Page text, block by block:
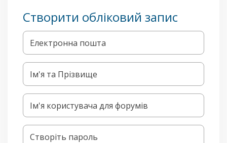
Створити обліковий запис
Електронна пошта
Ім'я та Прізвище
Ім'я користувача для форумів
Створіть пароль